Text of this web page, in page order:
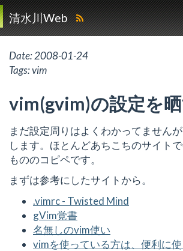
清水川Web
Date:2008-01-24
Tags:vim
vim(gvim)の設定を
まだ設定周りはよくわかってません
します。ほとんどあちこちのサイト
もののコピペです。
まずは参考にしたサイトから。
.vimrc - Twisted Mind
gVim覚書
名無しのvim使い
vimを使っている方は、便利に